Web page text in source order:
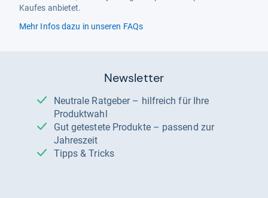
Kaufes anbietet.
Mehr Infos dazu in unseren FAQs
Newsletter
Neutrale Ratgeber – hilfreich für Ihre
Produktwahl
Gut getestete Produkte – passend zur
Jahreszeit
Tipps & Tricks